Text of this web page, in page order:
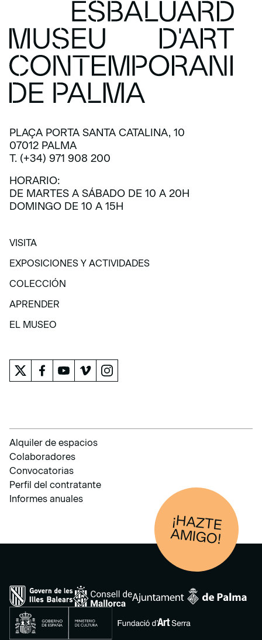
PLAÇA PORTA SANTA CATALINA, 10
07012 PALMA
T. (+34) 971 908 200
HORARIO:
DE MARTES A SÁBADO DE 10 A 20H
DOMINGO DE 10 A 15H
VISITA
VISITA
EXPOSICIONES Y ACTIVIDADES
EXPOSICIONES Y ACTIVIDADES
COLECCIÓN
COLECCIÓN
APRENDER
APRENDER
EL MUSEO
Alquiler de espacios
Colaboradores
Convocatorias
Perfil del contratante
Informes anuales
¡HAZTE
AM
IGO!